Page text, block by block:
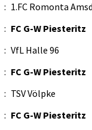
: 1.FC Romonta
: FC G-W Piesteritz
: VfL Halle 96
: FC G-W Piesteritz
: TSV Völpke
: FC G-W Piesteritz